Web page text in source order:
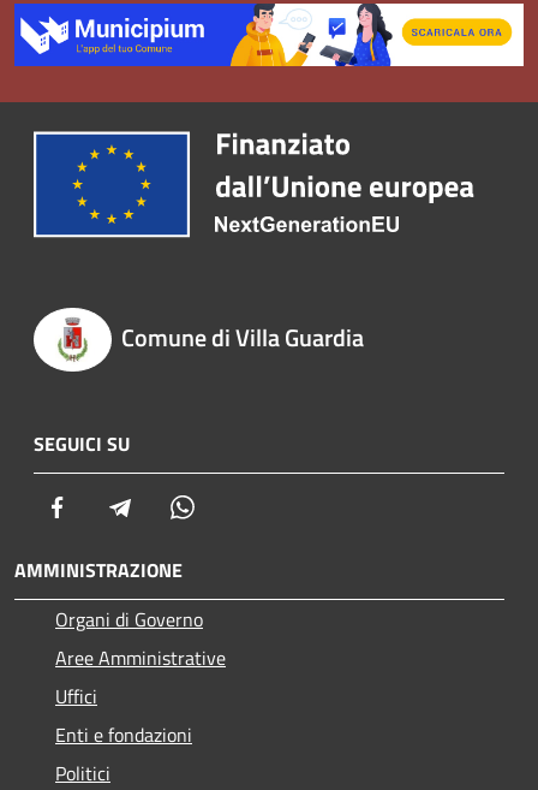
Comune di Villa Guardia
SEGUICI SU
Facebook Telegram
AMMINISTRAZIONE
Organi di Governo
Aree Amministrative
Uffici
Enti e fondazioni
Politici